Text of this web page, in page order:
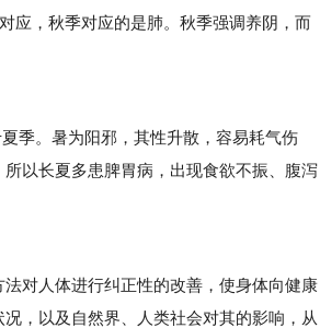
应，秋季对应的是肺。秋季强调养阴，而
季。暑为阳邪，其性升散，容易耗气伤
以长夏多患脾胃病，出现食欲不振、腹泻
对人体进行纠正性的改善，使身体向健康
，以及自然界、人类社会对其的影响，从